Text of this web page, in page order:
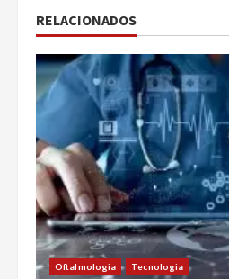
RELACIONADOS
Oftalmologia Tecnologia